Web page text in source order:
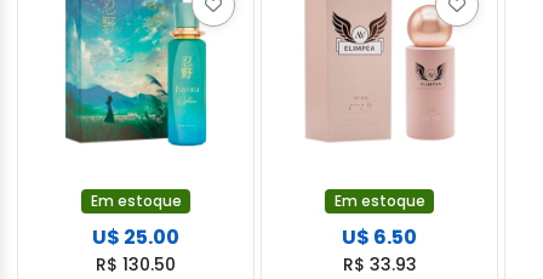
Em estoque
U$ 25.00
R$ 130.50
Em estoque
U$ 6.50
R$ 33.93